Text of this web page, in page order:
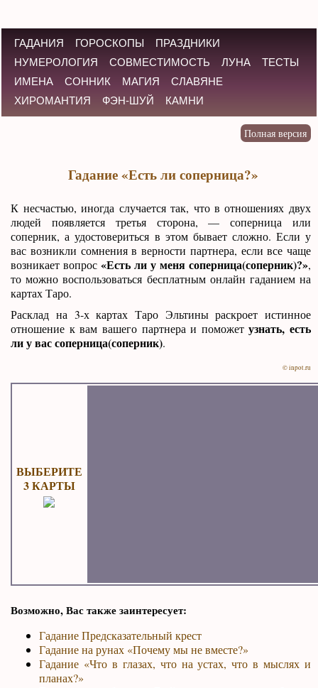
ГАДАНИЯ ГОРОСКОПЫ
ПРАЗДНИКИ
НУМЕРОЛОГИЯ
СОВМЕСТИМОСТЬ ЛУНА
ТЕСТЫ
ИМЕНА
СОННИК МАГИЯ
СЛАВЯНЕ
ХИРОМАНТИЯ
ФЭН-ШУЙ КАМНИ
Гадание «Есть ли соперница?»
К несчастью, иногда случается так, что в отношениях двух
людей появляется третья сторона, — соперница или
соперник, а удостовериться в этом бывает сложно. Если у
вас возникли сомнения в верности партнера, если все чаще
возникает вопрос«Есть ли у меня соперница(соперник)?»,
то можно воспользоваться бесплатным онлайн гаданием на
картах Таро.
Расклад на 3-х картах Таро Эльтины раскроет истинное
отношение к вам вашего партнера и поможетузнать, есть
ли у вас соперница(соперник).
© inpot.ru
ВЫБЕРИТЕ
3 КАРТЫ
Возможно, Вас также заинтересует:
Гадание Предсказательный крест
Гадание на рунах «Почему мы не вместе?»
Гадание «Что в глазах, что на устах, что в мыслях и
планах?»